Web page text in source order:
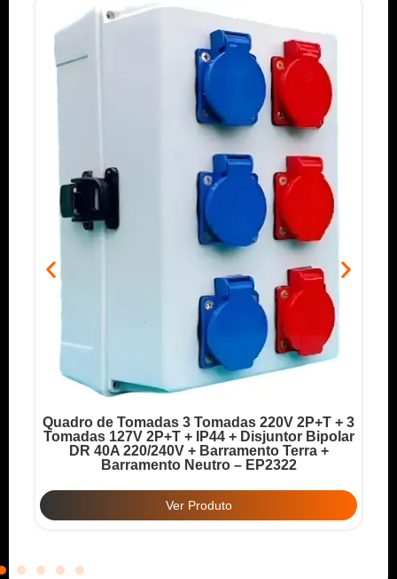
Quadro de Tomadas 3 Tomadas 220V 2P+T + 3
Tomadas 127V 2P+T + IP44 + Disjuntor Bipolar
DR 40A 220/240V + Barramento Terra +
Barramento Neutro – EP2322
Ver Produto